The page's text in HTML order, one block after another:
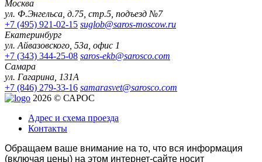
Москва
ул. Ф.Энгельса, д.75, стр.5, подъезд №7
+7 (495) 921-02-15 suglob@saros-moscow.ru
Екатеринбург
ул. Айвазовского, 53а, офис 1
+7 (343) 344-25-08 saros-ekb@sarosco.com
Самара
ул. Гагарина, 131А
+7 (846) 279-33-16 samarasvet@sarosco.com
2026 © САРОС
Адрес и схема проезда
Контакты
Обращаем ваше внимание на то, что вся информация
(включая цены) на этом интернет-сайте носит